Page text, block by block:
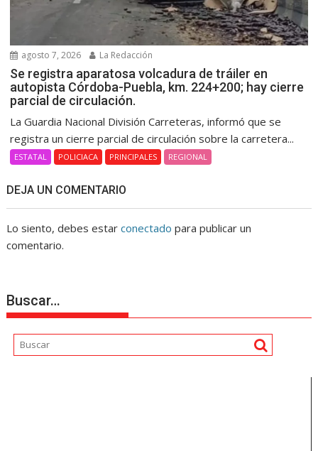
agosto 7, 2026 La Redacción
Se registra aparatosa volcadura de tráiler en
autopista Córdoba-Puebla, km. 224+200; hay cierre
parcial de circulación.
La Guardia Nacional División Carreteras, informó que se
registra un cierre parcial de circulación sobre la carretera...
ESTATAL POLICIACA PRINCIPALES REGIONAL
DEJA UN COMENTARIO
Lo siento, debes estarconectado para publicar un
comentario.
Buscar…